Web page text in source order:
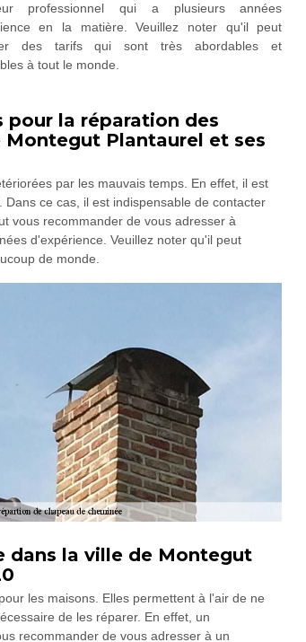
professionnel qui a plusieurs années
en la matière. Veuillez noter qu'il peut
des tarifs qui sont très abordables et
à tout le monde.
pour la réparation des
Plantaurel et ses
par les mauvais temps. En effet, il est
ce cas, il est indispensable de contacter
vous recommander de vous adresser à
d'expérience. Veuillez noter qu'il peut
de monde.
dans la ville de Montegut
les maisons. Elles permettent à l'air de ne
de les réparer. En effet, un
recommander de vous adresser à un